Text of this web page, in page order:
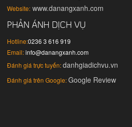
Website: www.danangxanh.com
PHẢN ÁNH DỊCH VỤ
Hotline:0236 3 616 919
Email: info@danangxanh.com
Đánh giá trực tuyến:danhgiadichvu.vn
Đánh giá trên Google: Google Review